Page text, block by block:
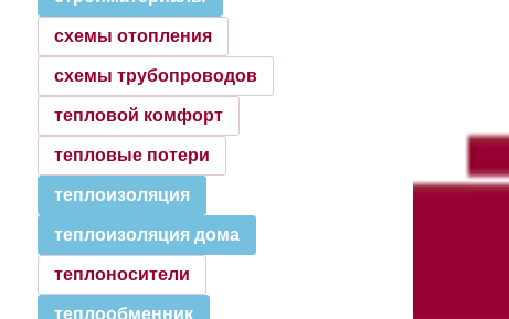
схемы отопления
схемы трубопроводов
тепловой комфорт
тепловые потери
теплоизоляция
теплоизоляция дома
теплоносители
теплообменник